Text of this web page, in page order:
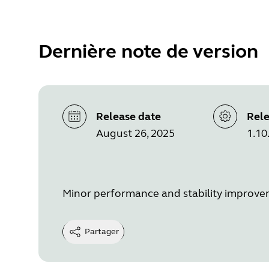
Dernière note de version
Release date
August 26, 2025
Minor performance and stability
Partager